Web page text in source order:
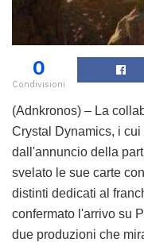
0
Condivisioni
(Adnkronos) – La
Crystal Dynamics, i
dall'annuncio della
svelato le sue carte
distinti dedicati al
confermato l'arrivo su
due produzioni che